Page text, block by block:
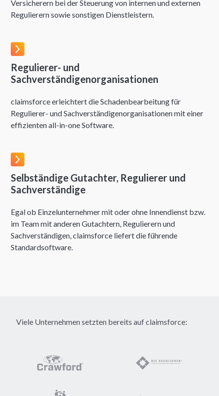
Versicherern bei der Steuerung von internen und externen
Regulierern sowie sonstigen Dienstleistern.
Regulierer- und
Sachverständigenorganisationen
claimsforce erleichtert die Schadenbearbeitung für
Regulierer- und Sachverständigenorganisationen mit einer
effizienten all-in-one Software.
Selbständige Gutachter, Regulierer und
Sachverständige
Egal ob Einzelunternehmer mit oder ohne Innendienst bzw.
im Team mit anderen Gutachtern, Regulierern und
Sachverständigen, claimsforce liefert die führende
Standardsoftware.
Viele Unternehmen setzten bereits auf claimsforce: